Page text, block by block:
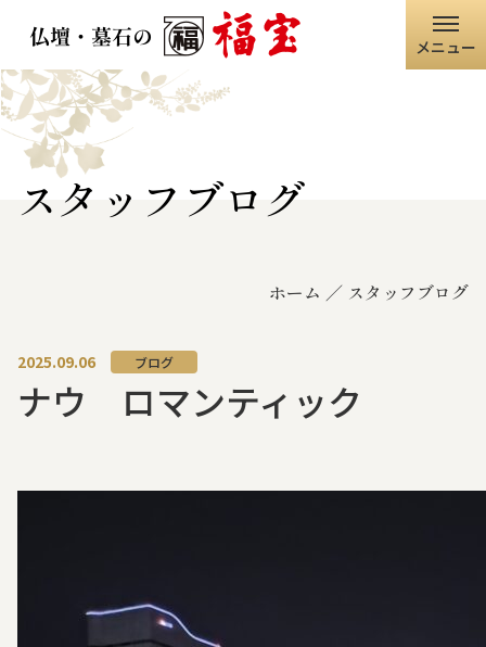
メニュー
福宝グループ
仏壇・仏具
墓石・石碑
職人の技術
寺院・神社
スタッフブログ
ホーム スタッフブログ
2025.09.06 ブログ
ナウ ロマンティック